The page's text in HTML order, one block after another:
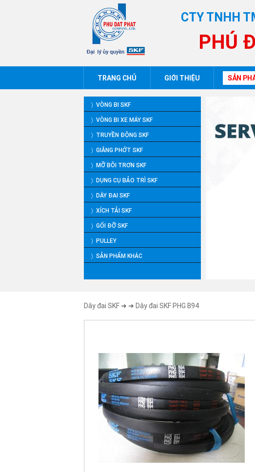
CTY TNHH
PHÚ
TRANG CHỦ GIỚI THIỆU SẢN
〉 VÒNG BI SKF
〉 VÒNG BI XE MÁY SKF
〉 TRUYỀN ĐỘNG SKF
〉 GIĂNG PHỚT SKF
〉 MỠ BÔI TRƠN SKF
〉 DỤNG CỤ BẢO TRÌ SKF
〉 DÂY ĐAI SKF
〉 XÍCH TẢI SKF
〉 GỐI ĐỠ SKF
〉 PULLEY
〉 SẢN PHẨM KHÁC
Dây đai SKF ➜ ➜ Dây đai SKF PHG B94